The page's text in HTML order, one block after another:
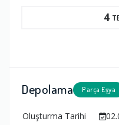
4
Depolama Parça Eşya
Oluşturma Tarihi